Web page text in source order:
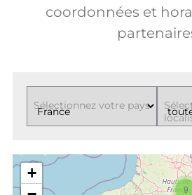
coordonnées et
Sélectionnez votre pays
9
+